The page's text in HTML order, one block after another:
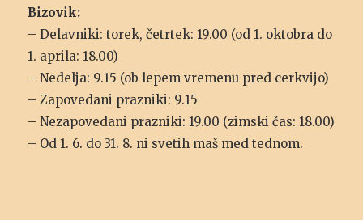
Bizovik:
– Delavniki: torek, četrtek: 19.00 (od 1. oktobra do
1. aprila: 18.00)
– Nedelja: 9.15 (ob lepem vremenu pred cerkvijo)
– Zapovedani prazniki: 9.15
– Nezapovedani prazniki: 19.00 (zimski čas: 18.00)
– Od 1. 6. do 31. 8. ni svetih maš med tednom.